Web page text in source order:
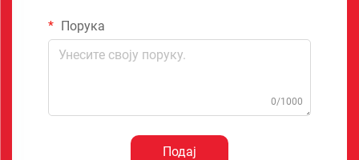
Порука
0/1000
Подај